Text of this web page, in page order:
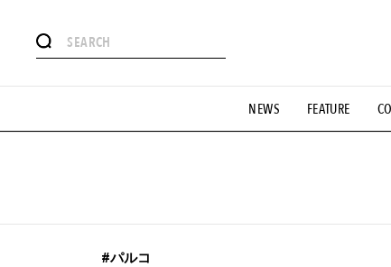
NEWS FEATURE
#憧れの逸品 #ESSENTIAL
#GH 銘品の所以 #フイナムのYouTube #Commune H
#パルコ